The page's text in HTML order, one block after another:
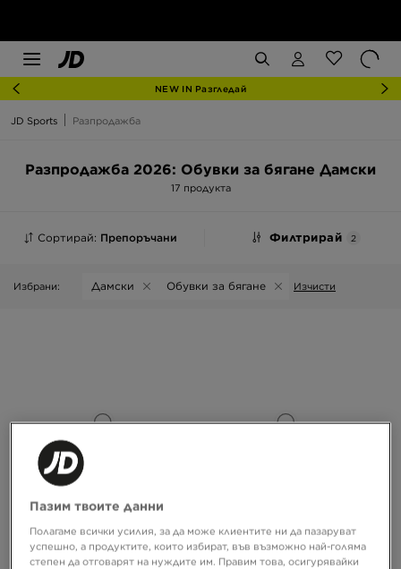
NEW IN Разгледай
JD Sports Разпродажба
Разпродажба 2026: Обувки за бягане Дамски
17 продукта
Сортирай: Препоръчани Филтрирай 2
Избрани: Дамски Обувки за бягане Изчисти
ON CLOUDZONE HOKA BONDI 9
Пазим твоите данни
Полагаме всички усилия, за да може клиентите ни да пазаруват
успешно, а продуктите, които избират, във възможно най-голяма
степен да отговарят на нуждите им. Правим това, осигурявайки